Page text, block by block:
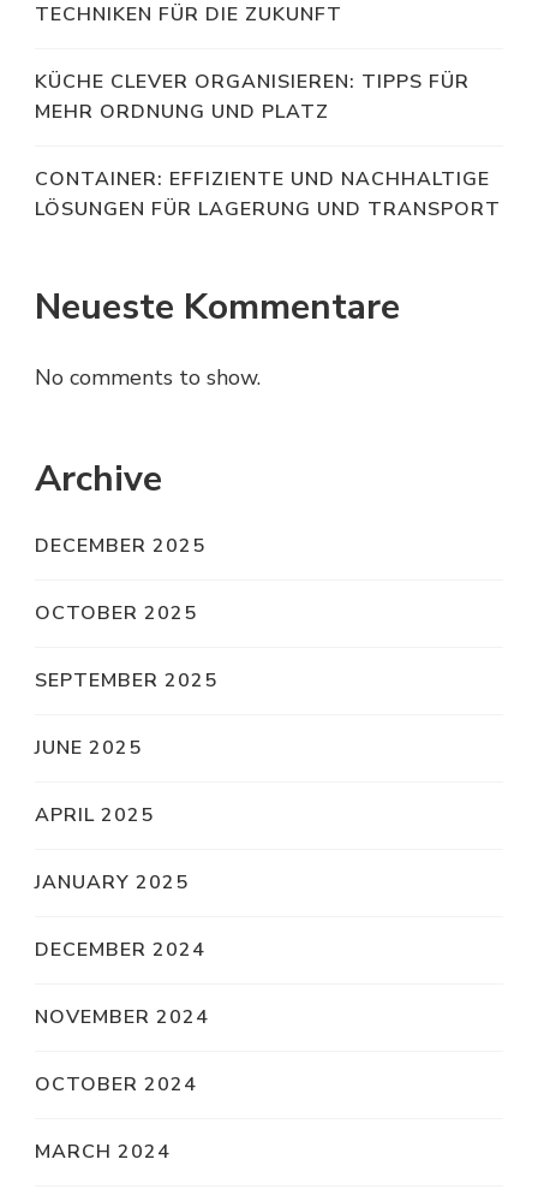
TECHNIKEN FÜR DIE ZUKUNFT
KÜCHE CLEVER ORGANISIEREN: TIPPS FÜR
MEHR ORDNUNG UND PLATZ
CONTAINER: EFFIZIENTE UND NACHHALTIGE
LÖSUNGEN FÜR LAGERUNG UND TRANSPORT
Neueste Kommentare
No comments to show.
Archive
DECEMBER 2025
OCTOBER 2025
SEPTEMBER 2025
JUNE 2025
APRIL 2025
JANUARY 2025
DECEMBER 2024
NOVEMBER 2024
OCTOBER 2024
MARCH 2024